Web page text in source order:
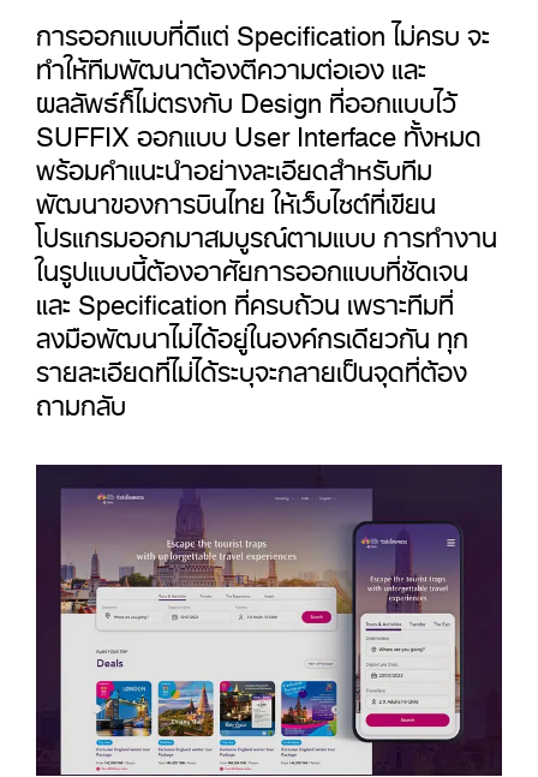
การออกแบบที่ดีแต่ Specification ไม่ครบ จะ
ทำให้ทีมพัฒนาต้องตีความต่อเอง และ
ผลลัพธ์ก็ไม่ตรงกับ Design ที่ออกแบบไว้
SUFFIX ออกแบบ User Interface ทั้งหมด
พร้อมคำแนะนำอย่างละเอียดสำหรับทีม
พัฒนาของการบินไทย ให้เว็บไซต์ที่เขียน
โปรแกรมออกมาสมบูรณ์ตามแบบ การทำงาน
ในรูปแบบนี้ต้องอาศัยการออกแบบที่ชัดเจน
และ Specification ที่ครบถ้วน เพราะทีมที่
ลงมือพัฒนาไม่ได้อยู่ในองค์กรเดียวกัน ทุก
รายละเอียดที่ไม่ได้ระบุจะกลายเป็นจุดที่ต้อง
ถามกลับ